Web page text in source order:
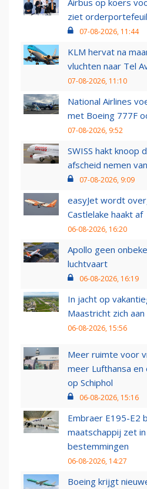
Airbus op koers
ziet
07-08-2026, 11:44
KLM hervat na
vluchten naar Tel
07-08-2026, 11:10
National Airlines
met Boeing 777F
07-08-2026, 9:52
SWISS hakt knoop
afscheid nemen
07-08-2026, 9:09
easyJet wordt
Castlelake haakt af
06-08-2026, 16:20
Apollo geen
luchtvaart
06-08-2026, 16:19
In jacht op
Maastricht zich aan
06-08-2026, 15:56
Meer ruimte voor
meer Lufthansa
op Schiphol
06-08-2026, 15:16
Embraer E195-E2
maatschappij zet
bestemmingen
06-08-2026, 14:27
Boeing krijgt